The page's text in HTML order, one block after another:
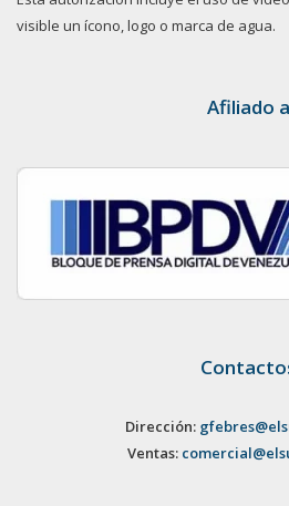
visible un ícono, logo o marca de agua.
Afiliado a
Dirección:
Ventas: